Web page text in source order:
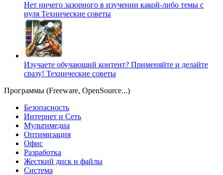
Нет ничего зазорного в изучении какой-либо темы с
нуля Технические советы
Изучаете обучающий контент? Применяйте и делайте
сразу! Технические советы
Программы (Freeware, OpenSource...)
Безопасность
Интернет и Сеть
Мультимедиа
Оптимизация
Офис
Разработка
Жесткий диск и файлы
Система